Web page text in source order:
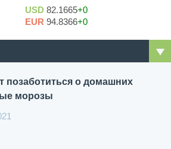
USD 82.1665+0
EUR 94.8366+0
позаботиться о домашних
морозы